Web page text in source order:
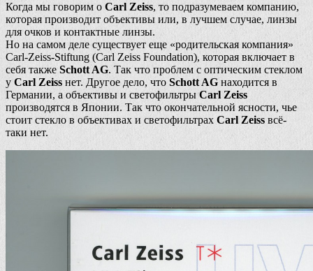
Когда мы говорим о Carl Zeiss, то подразумеваем компанию,
которая производит объективы или, в лучшем случае, линзы
для очков и контактные линзы.
Но на самом деле существует еще «родительская компания»
Carl-Zeiss-Stiftung (Carl Zeiss Foundation), которая включает в
себя также Schott AG. Так что проблем с оптическим стеклом
у Carl Zeiss нет. Другое дело, что Schott AG находится в
Германии, а объективы и светофильтрыCarl Zeiss
производятся в Японии. Так что окончательной ясности, чье
стоит стекло в объективах и светофильтрах Carl Zeiss всё-
таки нет.